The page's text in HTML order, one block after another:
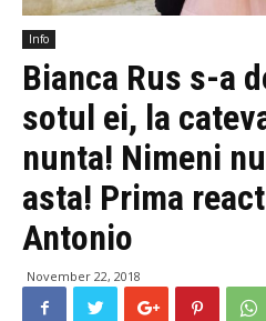
Info
Bianca Rus s-a
sotul ei, la
nunta! Nimeni
asta! Prima
Antonio
November 22, 2018